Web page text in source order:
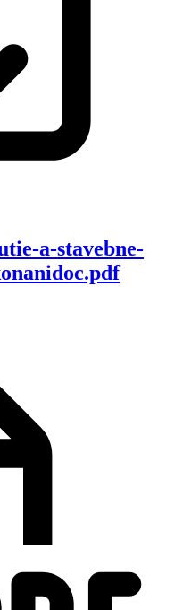
a-stavebne-